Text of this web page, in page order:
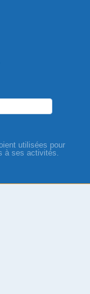
utilisées pour
à ses activités.